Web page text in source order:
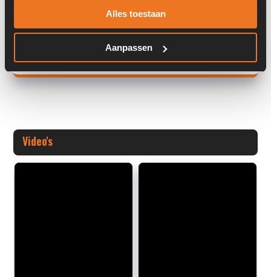
Alles toestaan
Aanpassen
Type 2: C36455AM2640R
S/N
+ Volledige overige informatie openen
Video's